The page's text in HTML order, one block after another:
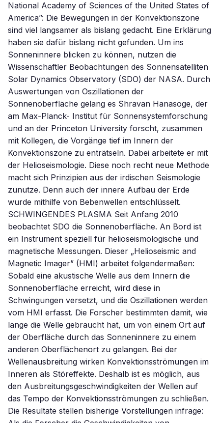
National Academy of Sciences of the United States of
America”: Die Bewegungen in der Konvektionszone
sind viel langsamer als bislang gedacht. Eine Erklärung
haben sie dafür bislang nicht gefunden. Um ins
Sonneninnere blicken zu können, nutzen die
Wissenschaftler Beobachtungen des Sonnensatelliten
Solar Dynamics Observatory (SDO) der NASA. Durch
Auswertungen von Oszillationen der
Sonnenoberfläche gelang es Shravan Hanasoge, der
am Max-Planck- Institut für Sonnensystemforschung
und an der Princeton University forscht, zusammen
mit Kollegen, die Vorgänge tief im Innern der
Konvektionszone zu enträtseln. Dabei arbeitete er mit
der Helioseismologie. Diese noch recht neue Methode
macht sich Prinzipien aus der irdischen Seismologie
zunutze. Denn auch der innere Aufbau der Erde
wurde mithilfe von Bebenwellen entschlüsselt.
SCHWINGENDES PLASMA Seit Anfang 2010
beobachtet SDO die Sonnenoberfläche. An Bord ist
ein Instrument speziell für helioseismologische und
magnetische Messungen. Dieser „Helioseismic and
Magnetic Imager” (HMI) arbeitet folgendermaßen:
Sobald eine akustische Welle aus dem Innern die
Sonnenoberfläche erreicht, wird diese in
Schwingungen versetzt, und die Oszillationen werden
vom HMI erfasst. Die Forscher bestimmten damit, wie
lange die Welle gebraucht hat, um von einem Ort auf
der Oberfläche durch das Sonneninnere zu einem
anderen Oberflächenort zu gelangen. Bei der
Wellenausbreitung wirken Konvektionsströmungen im
Inneren als Störeffekte. Deshalb ist es möglich, aus
den Ausbreitungsgeschwindigkeiten der Wellen auf
das Tempo der Konvektionsströmungen zu schließen.
Die Resultate stellen bisherige Vorstellungen infrage: